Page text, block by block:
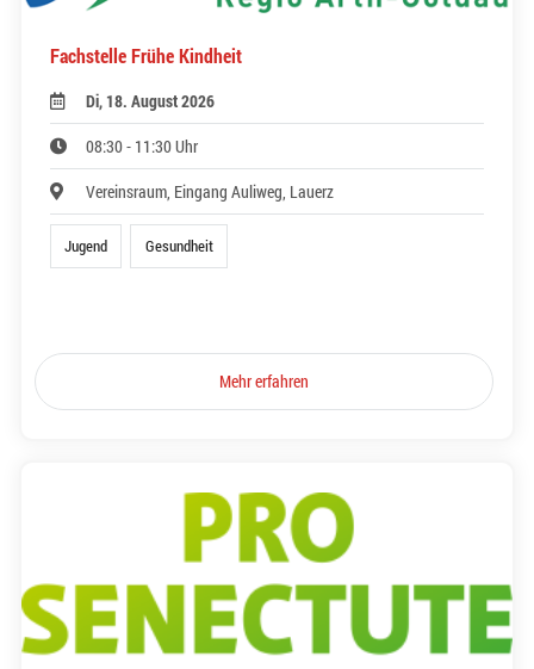
Fachstelle Frühe Kindheit
Di, 18. August 2026
08:30 - 11:30 Uhr
Vereinsraum, Eingang Auliweg, Lauerz
Jugend Gesundheit
Mehr erfahren